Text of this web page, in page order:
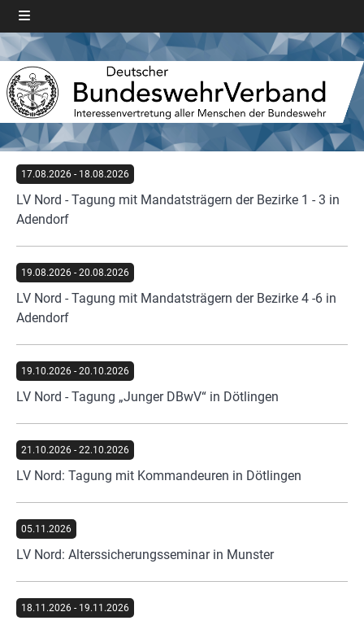
17.08.2026 - 18.08.2026
LV Nord - Tagung mit Mandatsträgern der Bezirke 1 - 3 in
Adendorf
19.08.2026 - 20.08.2026
LV Nord - Tagung mit Mandatsträgern der Bezirke 4 -6 in
Adendorf
19.10.2026 - 20.10.2026
LV Nord - Tagung „Junger DBwV“ in Dötlingen
21.10.2026 - 22.10.2026
LV Nord: Tagung mit Kommandeuren in Dötlingen
05.11.2026
LV Nord: Alterssicherungsseminar in Munster
18.11.2026 - 19.11.2026